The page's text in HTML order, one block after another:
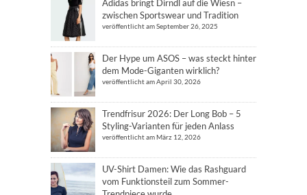
Adidas bringt Dirndl auf die Wiesn –
zwischen Sportswear und Tradition
veröffentlicht am September 26, 2025
Der Hype um ASOS – was steckt hinter
dem Mode-Giganten wirklich?
veröffentlicht am April 30, 2026
Trendfrisur 2026: Der Long Bob – 5
Styling-Varianten für jeden Anlass
veröffentlicht am März 12, 2026
UV-Shirt Damen: Wie das Rashguard
vom Funktionsteil zum Sommer-